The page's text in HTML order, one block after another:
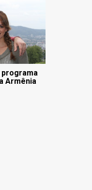
programa
Armênia